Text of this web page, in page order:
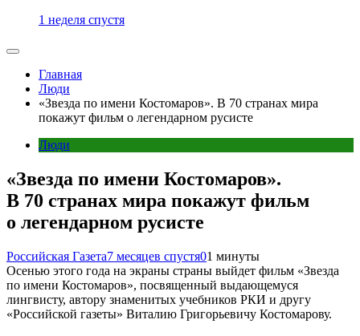
1 неделя спустя
Главная
Люди
«Звезда по имени Костомаров». В 70 странах мира
покажут фильм о легендарном русисте
Люди
«Звезда по имени Костомаров».
В 70 странах мира покажут фильм
о легендарном русисте
Российская Газета7 месяцев спустя01 минуты
Осенью этого года на экраны страны выйдет фильм «Звезда
по имени Костомаров», посвященный выдающемуся
лингвисту, автору знаменитых учебников РКИ и другу
«Российской газеты» Виталию Григорьевичу Костомарову.